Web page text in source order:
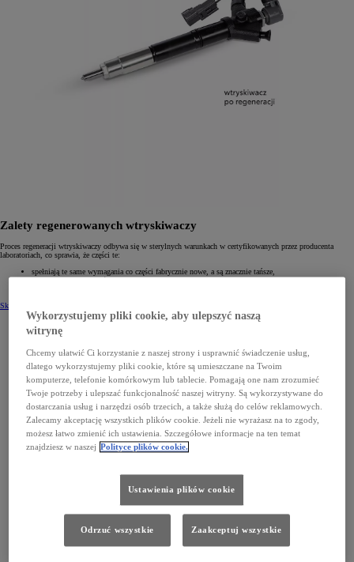
Zalety regenerowanych wtryskiwaczy
Proces regeneracji wtryskiwaczy odbywa się w sterylnych warunkach w certyfikowanych przez producenta
laboratoriach, co sprawia, że części te:
spełniają te same wymagania co części fabrycznie nowe, a są znacznie tańsze,
zachowują normy jakościowe Toyoty,
Skontaktuj się z Dilerem w celu wymiany
Wykorzystujemy pliki cookie, aby ulepszyć naszą
witrynę
Chcemy ułatwić Ci korzystanie z naszej strony i usprawnić świadczenie usług,
dlatego wykorzystujemy pliki cookie, które są umieszczane na Twoim
komputerze, telefonie komórkowym lub tablecie. Pomagają one nam zrozumieć
Twoje potrzeby i ulepszać funkcjonalność naszej witryny. Są wykorzystywane do
dostarczania usług i narzędzi osób trzecich, a także służą do celów reklamowych.
Zalecamy akceptację wszystkich plików cookie. Jeżeli nie wyrażasz na to zgody,
możesz łatwo zmienić ich ustawienia. Szczegółowe informacje na ten temat
znajdziesz w naszej Polityce plików cookie.
Ustawienia plików cookie
Odrzuć wszystkie Zaakceptuj wszystkie